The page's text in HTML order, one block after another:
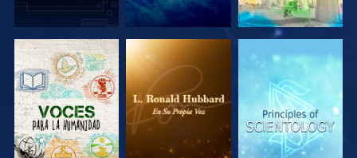
EXPLORA LAS
SERIES
EXPLORA LAS
SERIES
EXPLORA LAS
SERIES